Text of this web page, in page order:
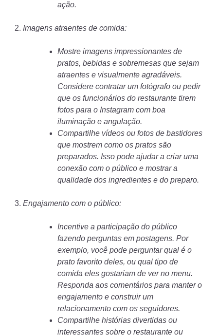
ação.
2. Imagens atraentes de comida:
Mostre imagens impressionantes de
pratos, bebidas e sobremesas que sejam
atraentes e visualmente agradáveis.
Considere contratar um fotógrafo ou pedir
que os funcionários do restaurante tirem
fotos para o Instagram com boa
iluminação e angulação.
Compartilhe vídeos ou fotos de bastidores
que mostrem como os pratos são
preparados. Isso pode ajudar a criar uma
conexão com o público e mostrar a
qualidade dos ingredientes e do preparo.
3. Engajamento com o público:
Incentive a participação do público
fazendo perguntas em postagens. Por
exemplo, você pode perguntar qual é o
prato favorito deles, ou qual tipo de
comida eles gostariam de ver no menu.
Responda aos comentários para manter o
engajamento e construir um
relacionamento com os seguidores.
Compartilhe histórias divertidas ou
interessantes sobre o restaurante ou